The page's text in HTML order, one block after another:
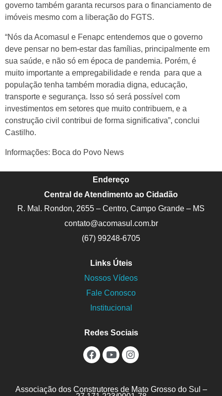
governo também garanta recursos para o financiamento de
imóveis mesmo com a liberação do FGTS.
“Nós da Acomasul e Fenapc entendemos que o governo
deve pensar no bem-estar das famílias, principalmente em
sua saúde, e não só em época de pandemia. Porém, é
muito importante a empregabilidade e renda para que a
população tenha também moradia digna, educação,
transporte e segurança. Isso só será possível com
investimentos em setores que muito contribuem, e a
construção civil contribui de forma significativa”, conclui
Castilho.
Informações: Boca do Povo News
Endereço
Central de Atendimento ao Cidadão
R. Mal. Rondon, 2655 – Centro, Campo Grande – MS
contato@acomasul.com.br
(67) 99248-6705
Links Úteis
Nossos Vídeos
Fale Conosco
Institucional
Redes Sociais
Associação dos Construtores de Mato Grosso do Sul –